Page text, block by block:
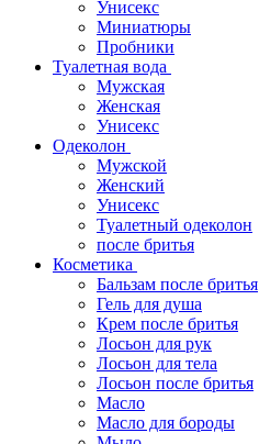
Унисекс
Миниатюры
Пробники
Туалетная вода
Мужская
Женская
Унисекс
Одеколон
Мужской
Женский
Унисекс
Туалетный одеколон
после бритья
Косметика
Бальзам после бритья
Гель для душа
Крем после бритья
Лосьон для рук
Лосьон для тела
Лосьон после бритья
Масло
Масло для бороды